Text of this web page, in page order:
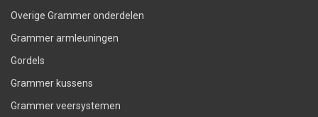
Overige Grammer onderdelen
Grammer armleuningen
Gordels
Grammer kussens
Grammer veersystemen